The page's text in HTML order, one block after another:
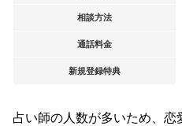
相談方法
通話料金
新規登録特典
占い師の人数が多いため、恋